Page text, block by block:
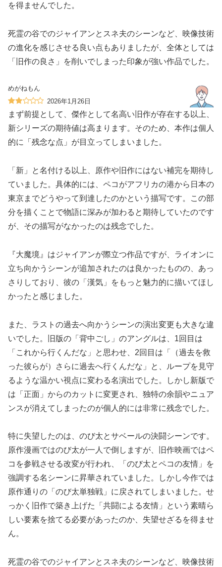
を得ませんでした。
死霊の谷でのジャイアンとスネ夫のシーンなど、映像技術
の進化を感じさせる良い点もありましたが、全体としては
「旧作の良さ」を削いでしまった印象が強い作品でした。
めがねもん
2026年1月26日
まず前提として、傑作として名高い旧作が存在する以上、
新シリーズの期待値は高まります。そのため、本作は個人
的に「残念な点」が目立ってしまいました。
「新」と名付ける以上、原作や旧作にはない補完を期待し
ていました。具体的には、ペコがアフリカの港から日本の
東京までどうやって到達したのかという描写です。この部
分を描くことで物語に深みが加わると期待していたのです
が、その描写がなかったのは残念でした。
『大魔境』はジャイアンが際立つ作品ですが、ライオンに
立ち向かうシーンが追加されたのは良かったものの、あっ
さりしており、彼の「漢気」をもっと魅力的に描いてほし
かったと感じました。
また、ラストの過去へ向かうシーンの演出変更も大きな違
いでした。旧版の「背中ごし」のアングルは、1回目は
「これから行くんだな」と思わせ、2回目は「（過去を救
った彼らが）さらに過去へ行くんだな」と、ループを見守
るような温かい視点に変わる名演出でした。しかし新版で
は「正面」からのカットに変更され、独特の余韻やニュア
ンスが消えてしまったのが個人的には非常に残念でした。
特に失望したのは、のび太とサベールの決闘シーンです。
原作漫画ではのび太が一人で倒しますが、旧作映画ではペ
コを参戦させる改変が行われ、「のび太とペコの友情」を
強調する名シーンに昇華されていました。しかし今作では
原作通りの「のび太単独戦」に戻されてしまいました。せ
っかく旧作で築き上げた「共闘による友情」という素晴ら
しい要素を捨てる必要があったのか、失望せざるを得ませ
ん。
死霊の谷でのジャイアンとスネ夫のシーンなど、映像技術